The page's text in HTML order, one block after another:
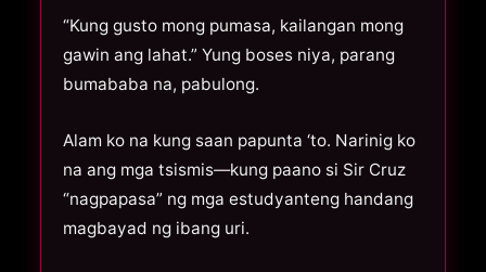
“Kung gusto mong pumasa, kailangan mong
gawin ang lahat.” Yung boses niya, parang
bumababa na, pabulong.
Alam ko na kung saan papunta ‘to. Narinig ko
na ang mga tsismis—kung paano si Sir Cruz
“nagpapasa” ng mga estudyanteng handang
magbayad ng ibang uri.